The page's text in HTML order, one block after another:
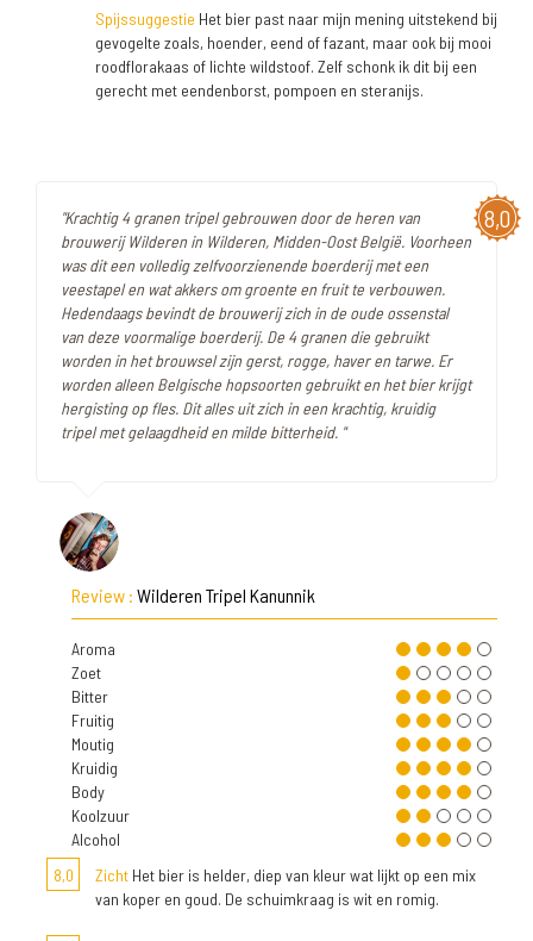
Spijssuggestie Het bier past naar mijn mening uitstekend bij
gevogelte zoals, hoender, eend of fazant, maar ook bij mooi
roodflorakaas of lichte wildstoof. Zelf schonk ik dit bij een
gerecht met eendenborst, pompoen en steranijs.
8,0
"Krachtig 4 granen tripel gebrouwen door de heren van
brouwerij Wilderen in Wilderen, Midden-Oost België. Voorheen
was dit een volledig zelfvoorzienende boerderij met een
veestapel en wat akkers om groente en fruit te verbouwen.
Hedendaags bevindt de brouwerij zich in de oude ossenstal
van deze voormalige boerderij. De 4 granen die gebruikt
worden in het brouwsel zijn gerst, rogge, haver en tarwe. Er
worden alleen Belgische hopsoorten gebruikt en het bier krijgt
hergisting op fles. Dit alles uit zich in een krachtig, kruidig
tripel met gelaagdheid en milde bitterheid. "
Review : Wilderen Tripel Kanunnik
Aroma
Zoet
Bitter
Fruitig
Moutig
Kruidig
Body
Koolzuur
Alcohol
8,0
Zicht Het bier is helder, diep van kleur wat lijkt op een mix
van koper en goud. De schuimkraag is wit en romig.